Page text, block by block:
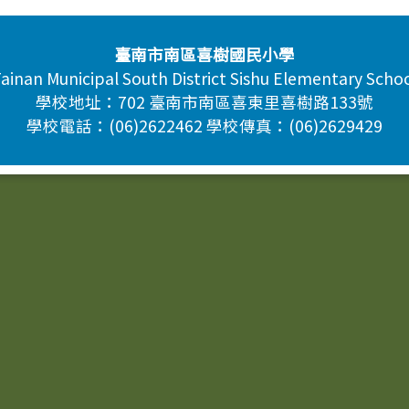
臺南市南區喜樹國民小學
Municipal South District Sishu Elementary
學校地址：702 臺南市南區喜東里喜樹路133號
學校電話：(06)2622462 學校傳真：(06)2629429